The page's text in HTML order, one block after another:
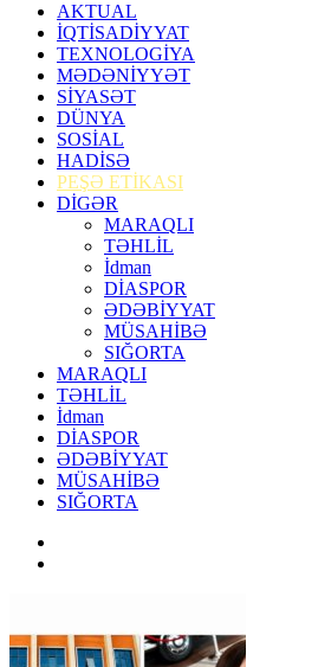
AKTUAL
İQTİSADİYYAT
TEXNOLOGİYA
MƏDƏNİYYƏT
SİYASƏT
DÜNYA
SOSİAL
HADİSƏ
PEŞƏ ETİKASI
DİGƏR
MARAQLI
TƏHLİL
İdman
DİASPOR
ƏDƏBİYYAT
MÜSAHİBƏ
SIĞORTA
MARAQLI
TƏHLİL
İdman
DİASPOR
ƏDƏBİYYAT
MÜSAHİBƏ
SIĞORTA